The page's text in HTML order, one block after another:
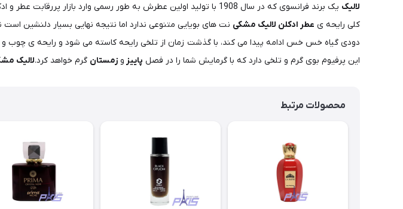
لالیک یک برند فرانسوی که در سال 1908 با تولید اولین عطرش به طور رسمی وارد بازار پررقابت عطر و ادکلن گردید.این عطر
کلی رایحه ی عطر ادکلن لالیک مشکی نت های بویایی متنوعی ندارد اما نتیجه نهایی بسیار دلنشین
دودی گیاه خس خس ادامه پیدا می کند، با گذشت زمان از تلخی رایحه کاسته می شود و رایحه ی چوب و
این پرفیوم بوی گرم و تلخی دارد که با گرمایش شما را در فصل پاییز و زمستان گرم خواهد کرد.لالیک
محصولات مرتبط